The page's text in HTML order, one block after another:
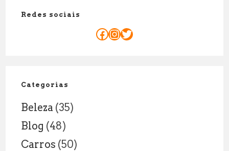
é
de
Redes sociais
Facebook
Instagram
Twitter
Categorias
Beleza (35)
Blog (48)
Carros (50)